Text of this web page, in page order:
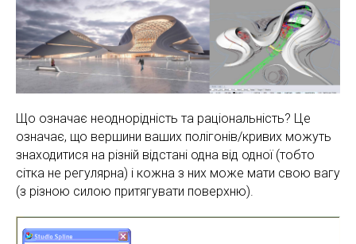
Що означає неоднорідність та раціональність? Це
означає, що вершини ваших полігонів/кривих можуть
знаходитися на різній відстані одна від одної (тобто
сітка не регулярна) і кожна з них може мати свою вагу
(з різною силою притягувати поверхню).